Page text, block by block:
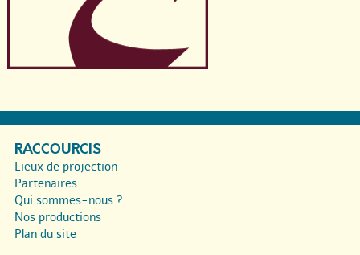
RACCOURCIS
Lieux de projection
Partenaires
Qui sommes-nous ?
Nos productions
Plan du site